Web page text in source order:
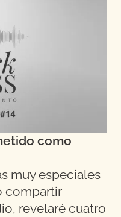
como
muy especiales
compartir
revelaré cuatro